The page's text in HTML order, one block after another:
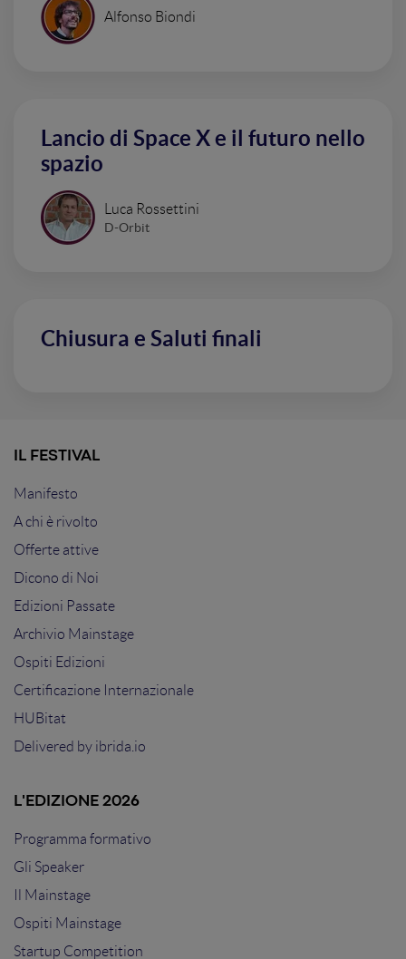
Alfonso Biondi
Lancio di Space X e il futuro nello
spazio
Luca Rossettini
D-Orbit
Chiusura e Saluti finali
IL FESTIVAL
Manifesto
A chi è rivolto
Offerte attive
Dicono di Noi
Edizioni Passate
Archivio Mainstage
Ospiti Edizioni
Certificazione Internazionale
HUBitat
Delivered by ibrida.io
L'EDIZIONE 2026
Programma formativo
Gli Speaker
Il Mainstage
Ospiti Mainstage
Startup Competition